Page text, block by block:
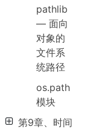
pathlib
— 面向
对象的
文件系
统路径
os.path
模块
第9章、时间